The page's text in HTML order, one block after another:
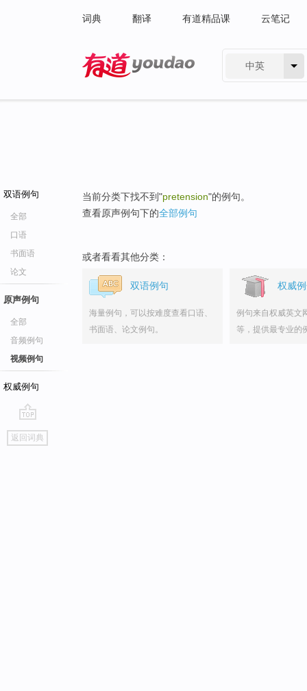
词典 翻译 有道精品课 云笔记
中英
双语例句
全部
口语
书面语
论文
原声例句
全部
音频例句
视频例句
权威例句
go
top
返回词典
当前分类下找不到"pretension"的例句。
查看原声例句下的全部例句
或者看看其他分类：
双语例句
海量例句，可以按难度查看口语、
书面语、论文例句。
权威
例句来自权威英文
等，提供最专业的